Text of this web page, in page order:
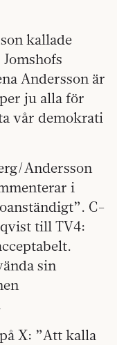
kallade
Andersson är
ju alla för
vår demokrati
Andersson
i
C-
till TV4:
sin
X: ”Att kalla